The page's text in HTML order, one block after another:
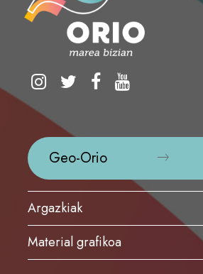
Geo-Orio
Argazkiak
Material grafikoa